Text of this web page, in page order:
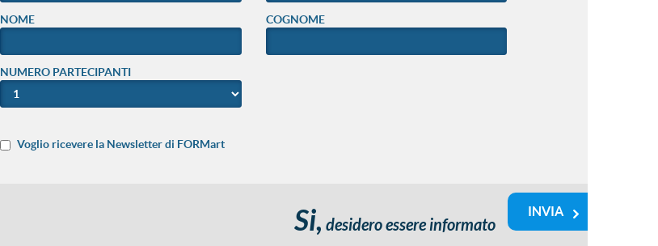
NOME COGNOME
NUMERO PARTECIPANTI
Voglio ricevere la Newsletter di FORMart
Si, desidero essere informato